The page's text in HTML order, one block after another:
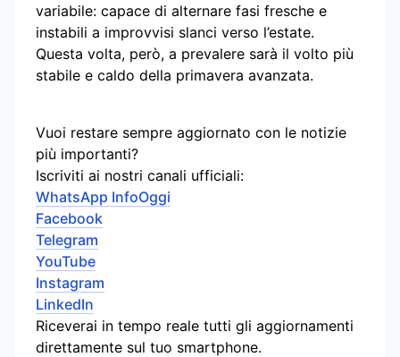
variabile: capace di alternare fasi fresche e
instabili a improvvisi slanci verso l’estate.
Questa volta, però, a prevalere sarà il volto più
stabile e caldo della primavera avanzata.
Vuoi restare sempre aggiornato con le notizie
più importanti?
Iscriviti ai nostri canali ufficiali:
WhatsApp InfoOggi
Facebook
Telegram
YouTube
Instagram
LinkedIn
Riceverai in tempo reale tutti gli aggiornamenti
direttamente sul tuo smartphone.